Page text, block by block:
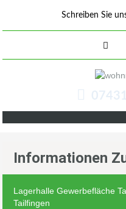
Schreiben Sie
Informationen
Lagerhalle Gewerbefläche
Tailfingen